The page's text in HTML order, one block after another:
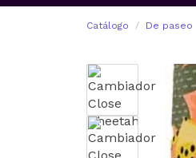
Catálogo De paseo